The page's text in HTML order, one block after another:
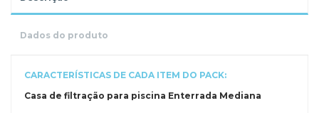
Dados do produto
CARACTERÍSTICAS DE CADA ITEM DO PACK:
Casa de filtração para piscina Enterrada Mediana